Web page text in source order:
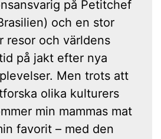
på Petitchef
och en stor
resor och världens
på jakt efter nya
Men trots att
olika kulturers
min mammas mat
favorit – med den